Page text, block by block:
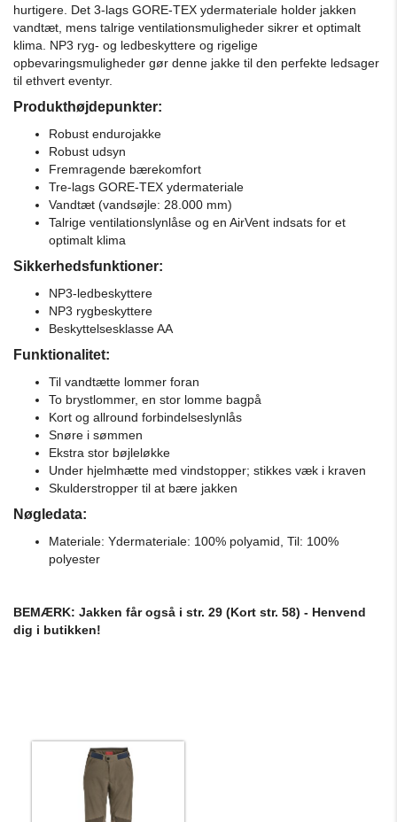
hurtigere. Det 3-lags GORE-TEX ydermateriale holder jakken
vandtæt, mens talrige ventilationsmuligheder sikrer et optimalt
klima. NP3 ryg- og ledbeskyttere og rigelige
opbevaringsmuligheder gør denne jakke til den perfekte ledsager
til ethvert eventyr.
Produkthøjdepunkter:
Robust endurojakke
Robust udsyn
Fremragende bærekomfort
Tre-lags GORE-TEX ydermateriale
Vandtæt (vandsøjle: 28.000 mm)
Talrige ventilationslynlåse og en AirVent indsats for et
optimalt klima
Sikkerhedsfunktioner:
NP3-ledbeskyttere
NP3 rygbeskyttere
Beskyttelsesklasse AA
Funktionalitet:
Til vandtætte lommer foran
To brystlommer, en stor lomme bagpå
Kort og allround forbindelseslynlås
Snøre i sømmen
Ekstra stor bøjleløkke
Under hjelmhætte med vindstopper; stikkes væk i kraven
Skulderstropper til at bære jakken
Nøgledata:
Materiale: Ydermateriale: 100% polyamid, Til: 100%
polyester
BEMÆRK: Jakken får også i str. 29 (Kort str. 58) - Henvend
dig i butikken!